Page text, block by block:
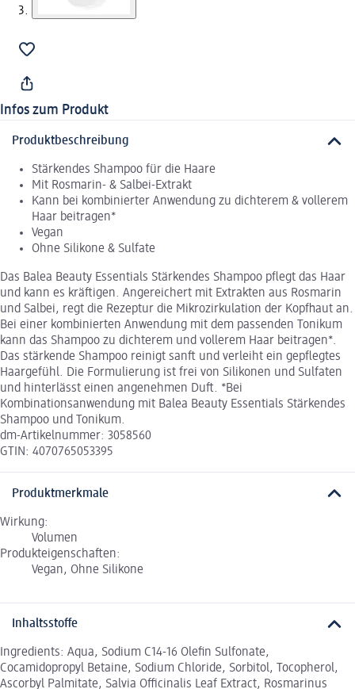
Infos zum Produkt
Produktbeschreibung
Stärkendes Shampoo für die Haare
Mit Rosmarin- & Salbei-Extrakt
Kann bei kombinierter Anwendung zu dichterem & vollerem
Haar beitragen*
Vegan
Ohne Silikone & Sulfate
Das Balea Beauty Essentials Stärkendes Shampoo pflegt das Haar
und kann es kräftigen. Angereichert mit Extrakten aus Rosmarin
und Salbei, regt die Rezeptur die Mikrozirkulation der Kopfhaut an.
Bei einer kombinierten Anwendung mit dem passenden Tonikum
kann das Shampoo zu dichterem und vollerem Haar beitragen*.
Das stärkende Shampoo reinigt sanft und verleiht ein gepflegtes
Haargefühl. Die Formulierung ist frei von Silikonen und Sulfaten
und hinterlässt einen angenehmen Duft. *Bei
Kombinationsanwendung mit Balea Beauty Essentials Stärkendes
Shampoo und Tonikum.
dm-Artikelnummer: 3058560
GTIN: 4070765053395
Produktmerkmale
Wirkung:
Volumen
Produkteigenschaften:
Vegan, Ohne Silikone
Inhaltsstoffe
Ingredients: Aqua, Sodium C14-16 Olefin Sulfonate,
Cocamidopropyl Betaine, Sodium Chloride, Sorbitol, Tocopherol,
Ascorbyl Palmitate, Salvia Officinalis Leaf Extract, Rosmarinus